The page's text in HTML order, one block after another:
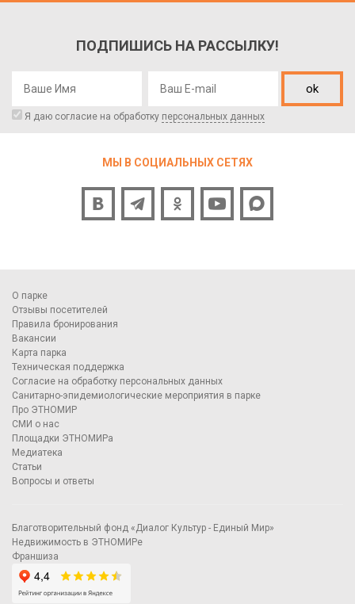
ПОДПИШИСЬ НА РАССЫЛКУ!
ok
Я даю согласие на обработку персональных данных
МЫ В СОЦИАЛЬНЫХ СЕТЯХ
О парке
Отзывы посетителей
Правила бронирования
Вакансии
Карта парка
Техническая поддержка
Согласие на обработку персональных данных
Санитарно-эпидемиологические мероприятия в парке
Про ЭТНОМИР
СМИ о нас
Площадки ЭТНОМИРа
Медиатека
Статьи
Вопросы и ответы
Благотворительный фонд «Диалог Культур - Единый Мир»
Недвижимость в ЭТНОМИРе
Франшиза